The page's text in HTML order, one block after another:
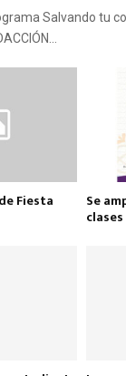
Salvando tu
Fiesta Se